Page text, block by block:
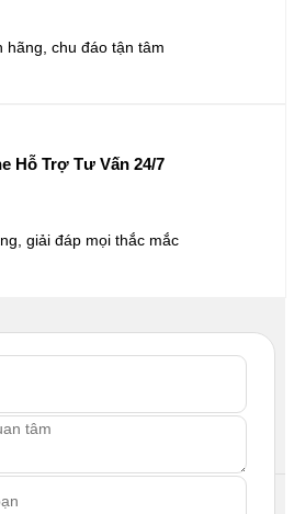
hãng, chu đáo tận tâm
Hỗ Trợ Tư Vấn 24/7
giải đáp mọi thắc mắc